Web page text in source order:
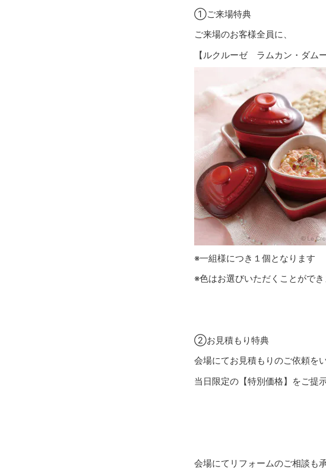
①ご来場特典
ご来場のお客様全員に、
【ルクルーゼ ラムカン・ダム
※一組様につき１個となります
※色はお選びいただくことがで
②お見積もり特典
会場にてお見積もりのご依頼を
当日限定の【特別価格】をご提
会場にてリフォームのご相談も